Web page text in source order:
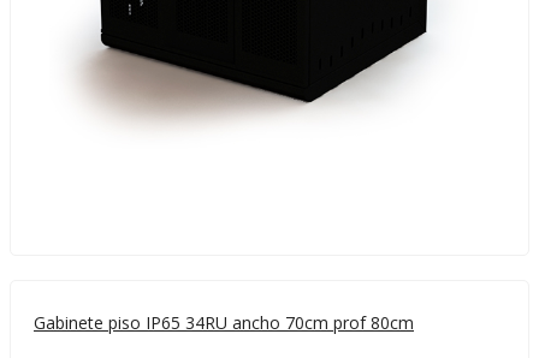
Gabinete piso IP65 34RU ancho 70cm prof 80cm